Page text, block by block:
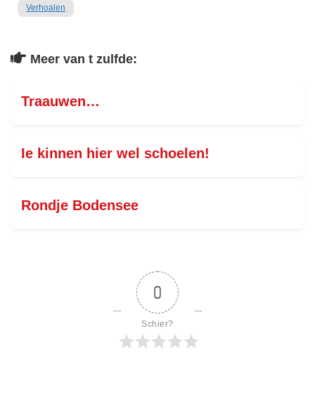
Verhoalen
Meer van t zulfde:
Traauwen…
Ie kinnen hier wel schoelen!
Rondje Bodensee
0
Schier?